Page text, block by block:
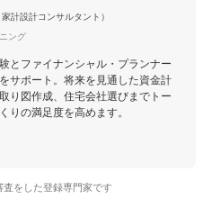
家計設計コンサルタント）
ング
とファイナンシャル・プランナー
サポート。将来を見通した資金計
り図作成、住宅会社選びまでトー
りの満足度を高めます。
をした登録専門家です